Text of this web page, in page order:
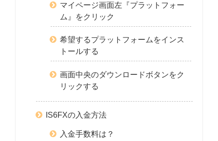
マイページ画面左『プラットフォー
ム』をクリック
希望するプラットフォームをインス
トールする
画面中央のダウンロードボタンをク
リックする
IS6FXの入金方法
入金手数料は？